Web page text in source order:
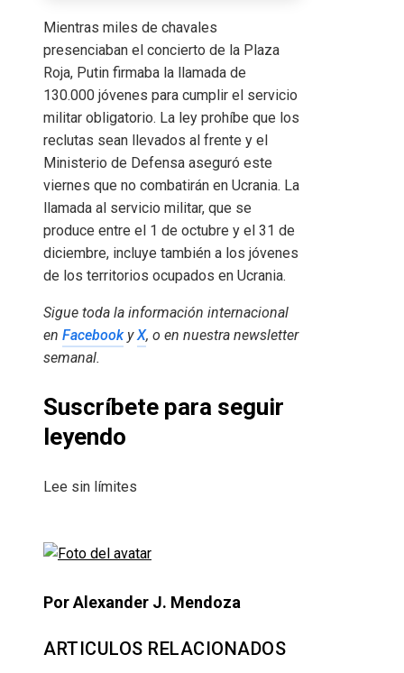
Mientras miles de chavales
presenciaban el concierto de la Plaza
Roja, Putin firmaba la llamada de
130.000 jóvenes para cumplir el servicio
militar obligatorio. La ley prohíbe que los
reclutas sean llevados al frente y el
Ministerio de Defensa aseguró este
viernes que no combatirán en Ucrania. La
llamada al servicio militar, que se
produce entre el 1 de octubre y el 31 de
diciembre, incluye también a los jóvenes
de los territorios ocupados en Ucrania.
Sigue toda la información internacional
en FacebookyX, o en nuestra newsletter
semanal.
Suscríbete para seguir
leyendo
Lee sin límites
Por Alexander J. Mendoza
ARTICULOS RELACIONADOS